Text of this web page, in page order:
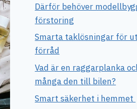
Därför behöver
förstoring
Smarta taklösningar för
förråd
Vad är en raggarplanka
många den till bilen?
Smart säkerhet i hemmet